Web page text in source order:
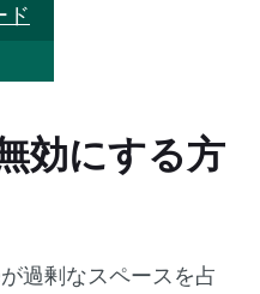
ド
効にする方
過剰なスペースを占